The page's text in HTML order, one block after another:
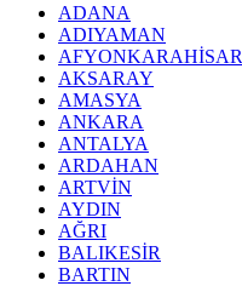
ADANA
ADIYAMAN
AFYONKARAHİSAR
AKSARAY
AMASYA
ANKARA
ANTALYA
ARDAHAN
ARTVİN
AYDIN
AĞRI
BALIKESİR
BARTIN